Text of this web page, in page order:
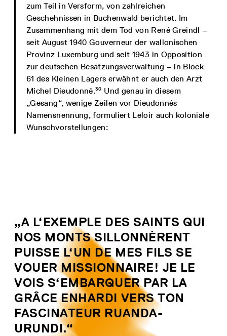
zum Teil in Versform, von zahlreichen
Geschehnissen in Buchenwald berichtet. Im
Zusammenhang mit dem Tod von René Greindl –
seit August 1940 Gouverneur der wallonischen
Provinz Luxemburg und seit 1943 in Opposition
zur deutschen Besatzungsverwaltung – in Block
61 des Kleinen Lagers erwähnt er auch den Arzt
Michel Dieudonné.30 Und genau in diesem
„Gesang“, wenige Zeilen vor Dieudonnés
Namensnennung, formuliert Leloir auch koloniale
Wunschvorstellungen:
„A L‘EXEMPLE DES SAINTS QUI
NOS MONTS SILLONNÈRENT
PUISSE L‘UN DE MES FILS SE
VOUER MISSIONNAIRE! JE LE
VOIS S‘EMBARQUER PAR LA
GRÂCE ENHARDI VERS TON
FASCINATEUR RUANDA-
URUNDI.“